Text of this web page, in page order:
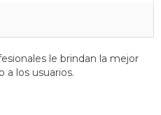
le brindan la mejor
los usuarios.